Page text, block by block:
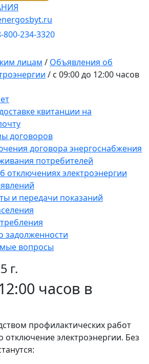
800-234-3320
лицам / Объявления об
/ с 09:00 до 12:00 часов
квитанции на
договоров
договора энергоснабжения
потребителей
отключениях электроэнергии
и передачи показаний
задолженности
вопросы
г.
часов в
профилактических работ
отключение электроэнергии. Без